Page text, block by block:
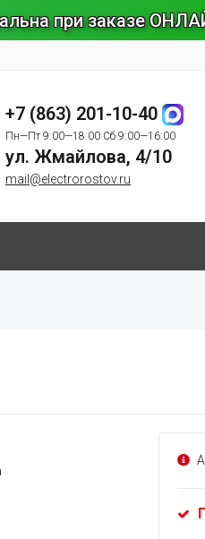
при заказе
+7 (863) 201-10-40
Пн—Пт 9:00—18:00 Сб 9:00—16:00
ул. Жмайлова, 4/10
mail@electrorostov.ru